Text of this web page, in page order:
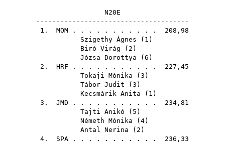
N20E
--------------------------------------
1. MOM . . . . . . . . . . . 208,98
Szigethy Ágnes ( 1 )
Biró Virág ( 2 )
Józsa Dorottya ( 6 )
2. HRF . . . . . . . . . . . 227,45
Tokaji Mónika ( 3 )
Tábor Judit ( 3 )
Kecsmárik Anita ( 1 )
3. JMD . . . . . . . . . . . 234,81
Tajti Anikó ( 5 )
Németh Mónika ( 4)
Antal Nerina ( 2 )
4. SPA . . . . . . . . . . . 236,33